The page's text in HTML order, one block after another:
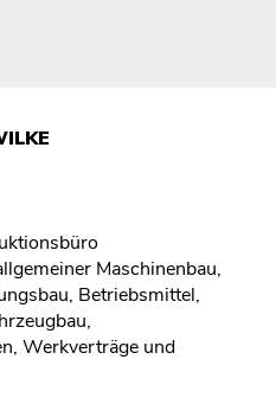
Maschinenbau,
Betriebsmittel,
Werkverträge und